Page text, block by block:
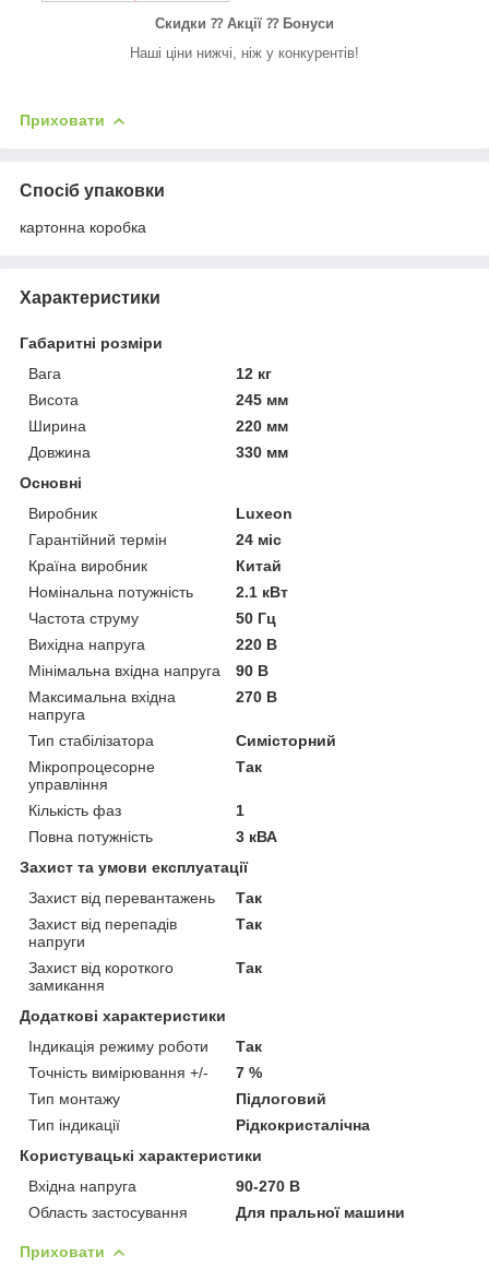
Скидки ⁇ Акції ⁇ Бонуси
Наші ціни нижчі, ніж у конкурентів!
Приховати
Спосіб упаковки
картонна коробка
Характеристики
Габаритні розміри
Вага
12 кг
Висота
245 мм
Ширина
220 мм
Довжина
330 мм
Основні
Виробник
Luxeon
Гарантійний термін
24 міс
Країна виробник
Китай
Номінальна потужність
2.1 кВт
Частота струму
50 Гц
Вихідна напруга
220 В
Мінімальна вхідна напруга
90 В
Максимальна вхідна
напруга
270 В
Тип стабілізатора
Симісторний
Мікропроцесорне
управління
Так
Кількість фаз
1
Повна потужність
3 кВА
Захист та умови експлуатації
Захист від перевантажень
Так
Захист від перепадів
напруги
Так
Захист від короткого
замикання
Так
Додаткові характеристики
Індикація режиму роботи
Так
Точність вимірювання +/-
7 %
Тип монтажу
Підлоговий
Тип індикації
Рідкокристалічна
Користувацькі характеристики
Вхідна напруга
90-270 В
Область застосування
Для пральної машини
Приховати